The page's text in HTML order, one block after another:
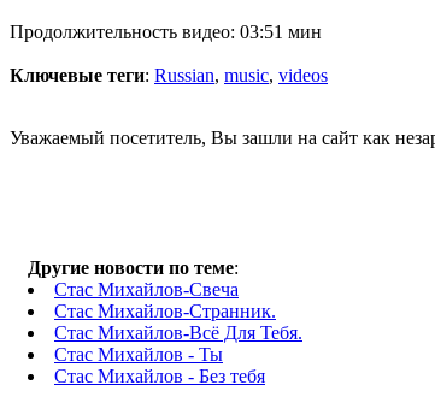
Продолжительность видео: 03:51 мин
Ключевые теги: Russian, music, videos
Уважаемый посетитель, Вы зашли на сайт как
Другие новости по теме:
Стас Михайлов-Свеча
Стас Михайлов-Странник.
Стас Михайлов-Всё Для Тебя.
Стас Михайлов - Ты
Стас Михайлов - Без тебя